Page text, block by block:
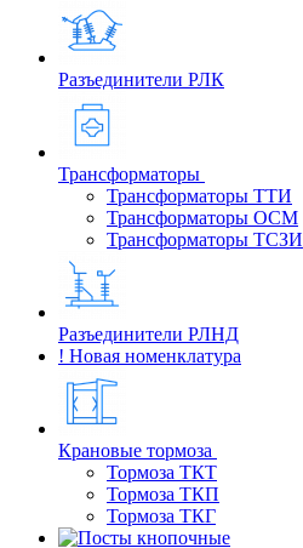
Разъединители РЛК
Трансформаторы
Трансформаторы ТТИ
Трансформаторы ОСМ
Трансформаторы ТСЗИ
Разъединители РЛНД
! Новая номенклатура
Крановые тормоза
Тормоза ТКТ
Тормоза ТКП
Тормоза ТКГ